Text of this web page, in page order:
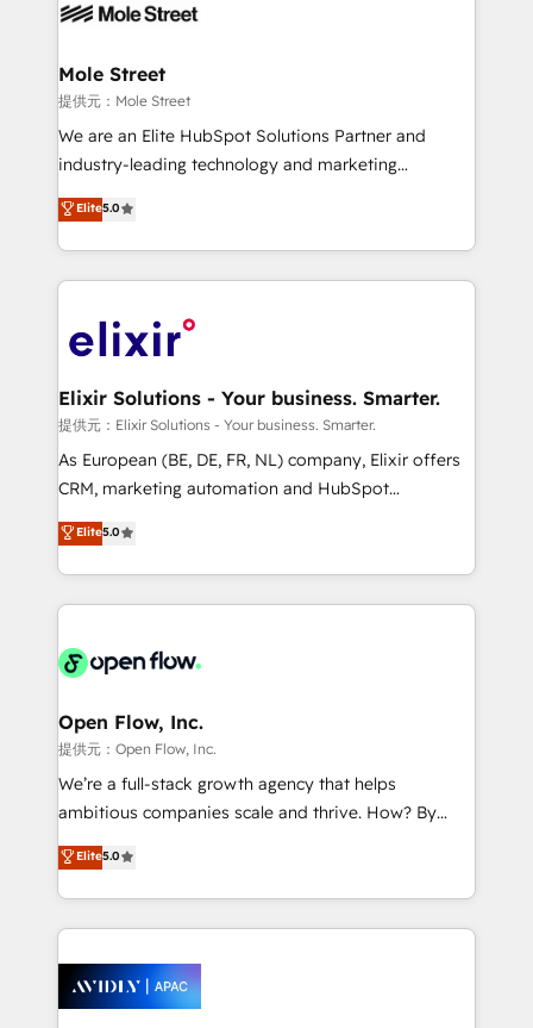
workflows; automation agents; process optimization
Healthcare: HIPAA implementations; secure data
workflows 💼 Financial Services: compliant
workflows; audit-ready reporting ⚖️ Legal: client
intake; pipeline and document workflows 🛒 E-
revenue automation 🏢 Real Estate: deal pipelines;
portfolio and lifecycle management 🏭
HIPAA-aware; CASL-compliant; GDPR-ready
implementations where required 💡 Why 500+
built to scale.
Mole Street
提供元：Mole Street
We are an Elite HubSpot Solutions Partner and
industry-leading technology and marketing
consultancy. Our focus is on enterprise and mid-
market B2B companies globally that want a strategic
approach to execute their goals through creative
applications of our solutions; Technical HubSpot
Design, Migrations + Integrations. Mole Street’s
greatness, which is achieved through creating
absolute clarity, derived from a well-defined
strategy, executed well, and reported on with clear
results. The culture is driven by core values; Joy, Grit,
Mindedness, and Clarity. We are driven to win for the
collective good of the company and its clientele, and
things are happening.
Elite5.0
Elixir Solutions - Your business. Smarter.
提供元：Elixir Solutions - Your business. Smarter.
As European (BE, DE, FR, NL) company, Elixir offers
CRM, marketing automation and HubSpot
integration products and services to mid-market
and enterprise customers. We ensure that your sales,
service and marketing department operates in the
most effective way, while at the same time
integrated buyers journey. Elixir is located in
and Amsterdam. Elixir is a first mover and leader
when it comes to HubSpot sales and service
implementations, highly renowned for our business
acumen, process (re-)design experience and a
integrate HubSpot with complex solutions like SAP,
MicroSoft, custom solutions,... Our company also has
Retail execution, CPQ, customer portals and
HubSpot CMS developments. And we're champions
Elite5.0
Open Flow, Inc.
提供元：Open Flow, Inc.
We’re a full-stack growth agency that helps
ambitious companies scale and thrive. How? By
upgrading and streamlining every single revenue-
generating aspect of your business. We’re proud
HubSpot Elite Solutions Partners and devout CRM
nerds who can harness HubSpot’s custom digital
experience. Working hand-in-hand with your team,
we’ll assemble a RevOps machine that drives more
Elite5.0